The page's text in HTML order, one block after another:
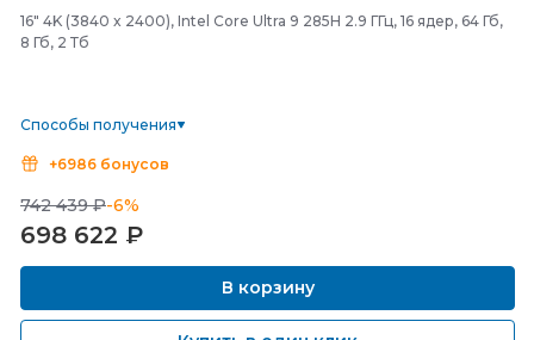
16" 4K (3840 x 2400), Intel Core Ultra 9 285H 2.9 ГГц, 16 ядер, 64 Гб,
8 Гб, 2 Тб
Способы получения
+6986 бонусов
742 439 ₽-6%
698 622 ₽
В корзину